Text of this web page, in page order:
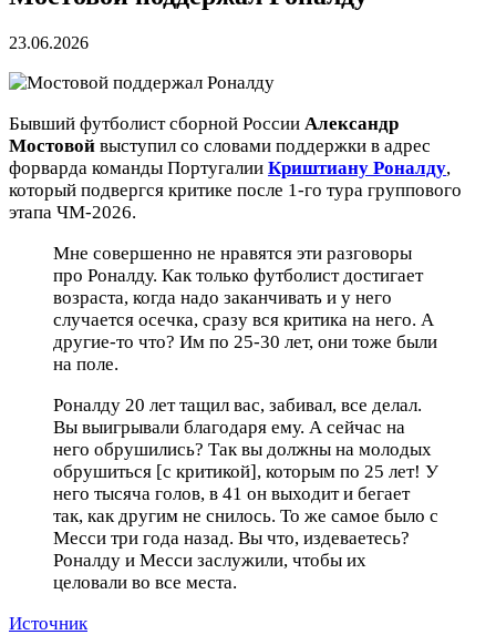
23.06.2026
Бывший футболист сборной России Александр
Мостовой выступил со словами поддержки в адрес
форварда команды Португалии Криштиану Роналду,
который подвергся критике после 1-го тура группового
этапа ЧМ-2026.
Мне совершенно не нравятся эти разговоры
про Роналду. Как только футболист достигает
возраста, когда надо заканчивать и у него
случается осечка, сразу вся критика на него. А
другие-то что? Им по 25-30 лет, они тоже были
на поле.
Роналду 20 лет тащил вас, забивал, все делал.
Вы выигрывали благодаря ему. А сейчас на
него обрушились? Так вы должны на молодых
обрушиться [с критикой], которым по 25 лет! У
него тысяча голов, в 41 он выходит и бегает
так, как другим не снилось. То же самое было с
Месси три года назад. Вы что, издеваетесь?
Роналду и Месси заслужили, чтобы их
целовали во все места.
Источник